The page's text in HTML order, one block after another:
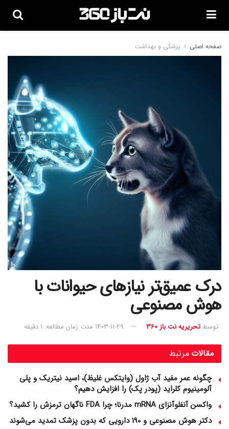
صفحه اصلی پزشکی و بهداشت
درک عمیق‌تر نیازهای حیوانات با
هوش مصنوعی
توسطتحریریه نت باز 360 1403-11-29 مدت زمان مطالعه: 1 دقیقه
مرتبط مقالات
چگونه عمر مفید آب ژاول (وایتکس غلیظ)، اسید نیتریک و پلی
آلومینیوم کلراید (پودر پک) را افزایش دهیم؟
واکسن آنفلوآنزای mRNA مدرنا؛ چرا FDA ناگهان ترمزش را کشید؟
دکتر هوش مصنوعی و 190 دارویی که بدون پزشک تمدید می‌شوند